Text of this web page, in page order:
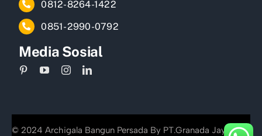
0812-8264-1422
0851-2990-0792
Media Sosial
© 2024 Archigala Bangun Persada By PT.Granada Jayakarta